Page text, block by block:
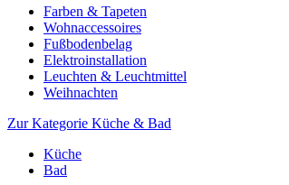
Farben & Tapeten
Wohnaccessoires
Fußbodenbelag
Elektroinstallation
Leuchten & Leuchtmittel
Weihnachten
Zur Kategorie Küche & Bad
Küche
Bad